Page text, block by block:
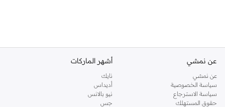
عن نمشي
عن نمشي
سياسة الخصوصية
سياسة الاسترجاع
حقوق المستهلك
أشهر الماركات
نايك
أديداس
نيو بالانس
جس